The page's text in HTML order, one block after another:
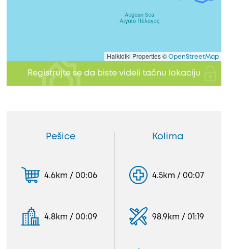
Halkidiki Properties © OpenStreetMap
Registrujte se da biste videli tačnu lokaciju
Pešice
4.6km / 00:06
4.8km / 00:09
Kolima
4.5km / 00:07
98.9km / 01:19